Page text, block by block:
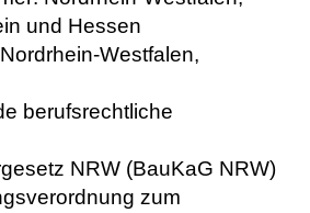
und Hessen
Westfalen,
berufsrechtliche
NRW (BauKaG NRW)
zum